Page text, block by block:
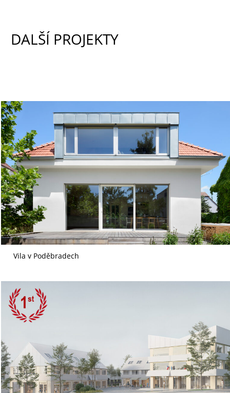
DALŠÍ PROJEKTY
Vila v Poděbradech